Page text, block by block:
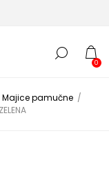
0
Majice pamučne /